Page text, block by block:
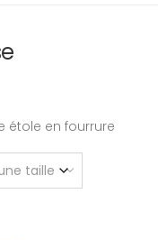
étole en fourrure